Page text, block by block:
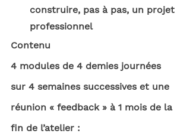
construire, pas à pas, un projet
professionnel
Contenu
4 modules de 4 demies journées
sur 4 semaines successives et une
réunion « feedback » à 1 mois de la
fin de l’atelier :